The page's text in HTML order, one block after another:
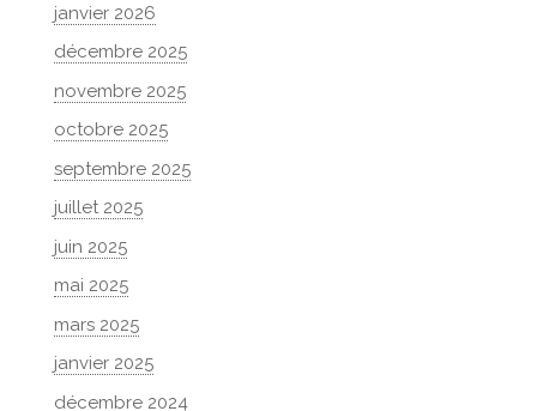
janvier 2026
décembre 2025
novembre 2025
octobre 2025
septembre 2025
juillet 2025
juin 2025
mai 2025
mars 2025
janvier 2025
décembre 2024